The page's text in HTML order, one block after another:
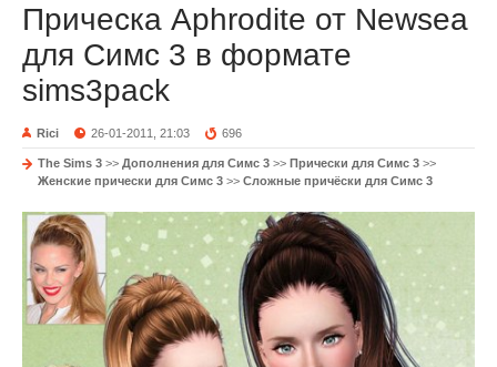
Прическа Aphrodite от Newsea
для Симс 3 в формате
sims3pack
Rici 26-01-2011, 21:03 696
The Sims 3 >> Дополнения для Симс 3 >> Прически для Симс 3 >>
Женские прически для Симс 3 >> Сложные причёски для Симс 3